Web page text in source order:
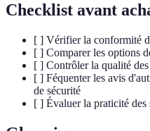
Checklist avant
[ ] Vérifier la conformité
[ ] Comparer les options
[ ] Contrôler la qualité
[ ] Féquenter les avis
de sécurité
[ ] Évaluer la praticité des